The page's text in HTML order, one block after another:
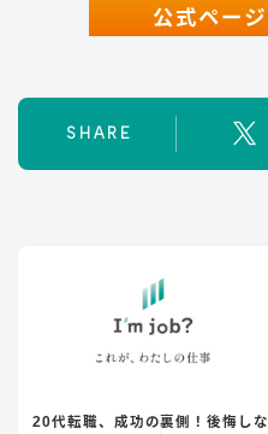
SHARE
20代転職、成功の裏側！後悔しな